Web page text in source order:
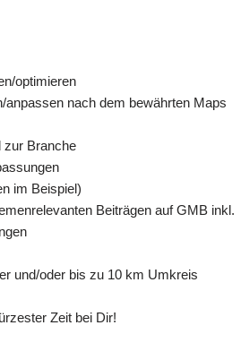
optimieren
anpassen nach dem bewährten Maps
zur Branche
im Beispiel)
Beiträgen auf GMB inkl.
und/oder bis zu 10 km Umkreis
Zeit bei Dir!